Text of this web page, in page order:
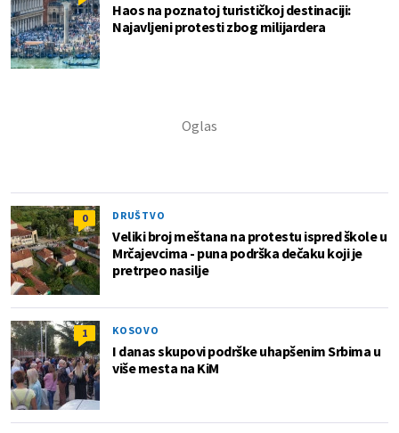
Haos na poznatoj turističkoj destinaciji:
Najavljeni protesti zbog milijardera
0 DRUŠTVO
Veliki broj meštana na protestu ispred škole u
Mrčajevcima - puna podrška dečaku koji je
pretrpeo nasilje
1 KOSOVO
I danas skupovi podrške uhapšenim Srbima u
više mesta na KiM